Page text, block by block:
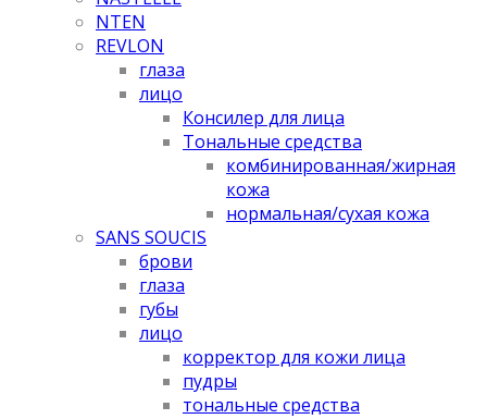
NTEN
REVLON
глаза
лицо
Консилер для лица
Тональные средства
комбинированная/жирная
кожа
нормальная/cухая кожа
SANS SOUCIS
брови
глаза
губы
лицо
корректор для кожи лица
пудры
тональные средства